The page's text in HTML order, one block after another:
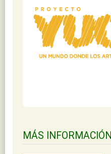
MÁS INFORMACIÓN